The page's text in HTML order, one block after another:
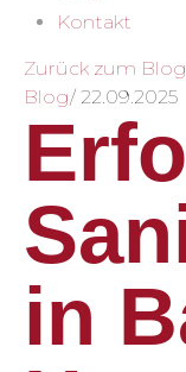
Kontakt
Zurück zum Blog
Blog/ 22.09.2025
in